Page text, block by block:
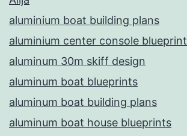
aluminium boat building plans
aluminium center console blueprint
aluminum 30m skiff design
aluminum boat blueprints
aluminum boat building plans
aluminum boat house blueprints